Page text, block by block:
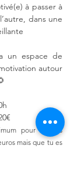
à passer à
dans une
un espace de
autour
pour 7 jours
mais que tu es